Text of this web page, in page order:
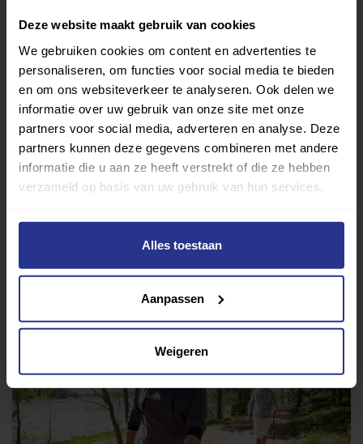
Deze website maakt gebruik van cookies
We gebruiken cookies om content en advertenties te
personaliseren, om functies voor social media te bieden
en om ons websiteverkeer te analyseren. Ook delen we
informatie over uw gebruik van onze site met onze
partners voor social media, adverteren en analyse. Deze
partners kunnen deze gegevens combineren met andere
informatie die u aan ze heeft verstrekt of die ze hebben
verzameld op basis van uw gebruik van hun services.
Alles toestaan
Aanpassen
Weigeren
Verder lezen over
Ervaringen Esports Gezondheid Inspiratie
Tips & tricks